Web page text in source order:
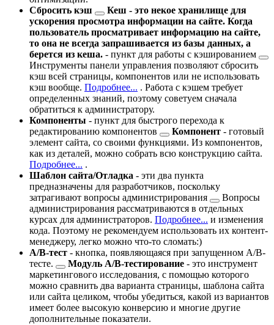
Сбросить кэш
Кеш - это некое хранилище для
ускорения просмотра информации на сайте. Когда
пользователь просматривает информацию на сайте,
то она не всегда запрашивается из базы данных, а
берется из кеша. - пункт для работы с кэшированием
Инструменты панели управления позволяют сбросить
кэш всей страницы, компонентов или не использовать
кэш вообще. Подробнее... . Работа с кэшем требует
определенных знаний, поэтому советуем сначала
обратиться к администратору.
Компоненты - пункт для быстрого перехода к
редактированию компонентов Компонент - готовый
элемент сайта, со своими функциями. Из компонентов,
как из деталей, можно собрать всю конструкцию сайта.
Подробнее... .
Шаблон сайта/Отладка - эти два пункта
предназначены для разработчиков, поскольку
затрагивают вопросы администрирования
Вопросы
администрирования рассматриваются в отдельных
курсах для администраторов. Подробнее... и изменения
кода. Поэтому не рекомендуем использовать их контент-
менеджеру, легко можно что-то сломать:)
A/B-тест - кнопка, появляющаяся при запущенном A/B-
тесте.
Модуль A/B-тестирование - это инструмент
маркетингового исследования, с помощью которого
можно сравнить два варианта страницы, шаблона сайта
или сайта целиком, чтобы убедиться, какой из вариантов
имеет более высокую конверсию и многие другие
дополнительные показатели.